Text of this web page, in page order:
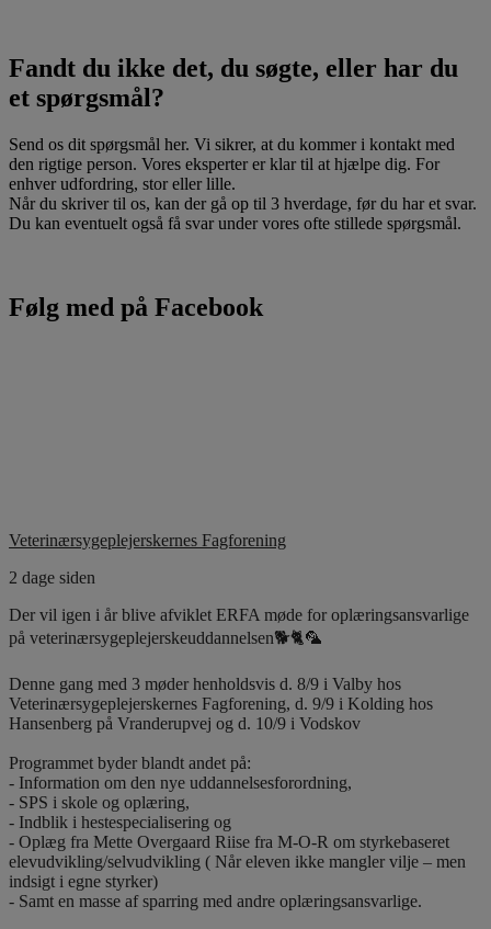
Fandt du ikke det, du søgte, eller har du
et spørgsmål?
Send os dit spørgsmål her. Vi sikrer, at du kommer i kontakt med
den rigtige person. Vores eksperter er klar til at hjælpe dig. For
enhver udfordring, stor eller lille.
Når du skriver til os, kan der gå op til 3 hverdage, før du har et svar.
Du kan eventuelt også få svar under vores ofte stillede spørgsmål.
Følg med på Facebook
Veterinærsygeplejerskernes Fagforening
2 dage siden
Der vil igen i år blive afviklet ERFA møde for oplæringsansvarlige
på veterinærsygeplejerskeuddannelsen🐕🐈🦜
Denne gang med 3 møder henholdsvis d. 8/9 i Valby hos
Veterinærsygeplejerskernes Fagforening, d. 9/9 i Kolding hos
Hansenberg på Vranderupvej og d. 10/9 i Vodskov
Programmet byder blandt andet på:
- Information om den nye uddannelsesforordning,
- SPS i skole og oplæring,
- Indblik i hestespecialisering og
- Oplæg fra Mette Overgaard Riise fra M-O-R om styrkebaseret
elevudvikling/selvudvikling ( Når eleven ikke mangler vilje – men
indsigt i egne styrker)
- Samt en masse af sparring med andre oplæringsansvarlige.